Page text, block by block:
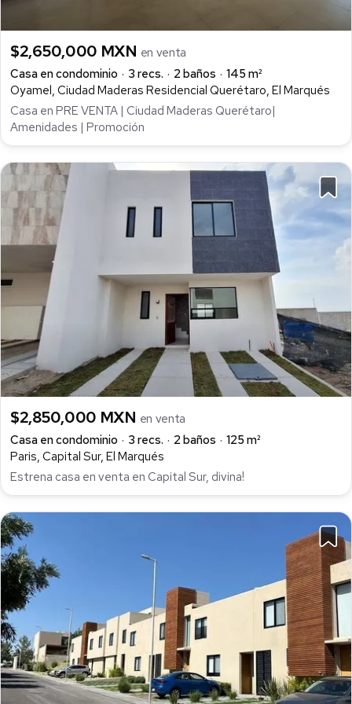
$2,650,000 MXN en venta
Casa en condominio
3 recs. 2 baños
145 m²
Oyamel, Ciudad Maderas Residencial Querétaro, El Marqués
Casa en PRE VENTA | Ciudad Maderas Querétaro|
Amenidades | Promoción
$2,850,000 MXN en venta
Casa en condominio
3 recs. 2 baños
125 m²
Paris, Capital Sur, El Marqués
Estrena casa en venta en Capital Sur, divina!